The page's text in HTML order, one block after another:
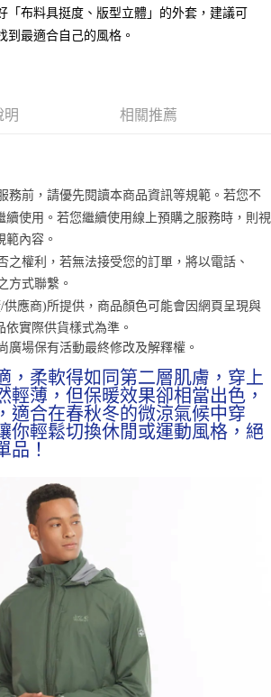
，可選擇「超商條碼／台灣大直營門市／銀行轉
服務購買商品或服務，並由商店將買賣／分期付款
地址）提供予台灣大哥大進項蒐集、處理及利用，
期帳單所需資料之確認、核對及更正。
詳閱以下連結：https://oppay.tw/userRule
帳流程】
先享後付」後，將跳轉至「AFTEE先享後付」
並確認金額後，即可完成結帳。
當下不需立刻繳費，但若您需要取消訂單，請聯絡
家同意取消之訂單仍視為有效，需透過AFTEE先享
取消欲退款等相關疑問，請聯繫「AFTEE先享後付
support/home
有限公司提供之「AFTEE先享後付」服務完成之交
圍內提供個人資料，並將交易相關給付款項請求債
限公司。
宜，請瀏覽以下網址：
先徵得法定代理人或監護人之同意方可使用
未經同意申辦者引起之損失，本公司不負相關責
付」時，將依據個別帳號之用戶狀況，依本公司即
度；若仍有額度不足之情形，本公司將視審查結果
號或使用他人資訊註冊。若發現惡意使用之情形，
有權停止該用戶之使用額度並採取法律行動。
含以上)免運費
含以上)免運費
紙袋可現場詢問
「布料具挺度、版型立體」的外套，建議可
到最適合自己的風格。
明 相關推薦
務前，請優先閱讀本商品資訊等規範。若您不
續使用。若您繼續使用線上預購之服務時，則視
內容。
之權利，若無法接受您的訂單，將以電話、
方式聯繫。
應商)所提供，商品顏色可能會因網頁呈現與
實際供貨樣式為準。
廣場保有活動最終修改及解釋權。
，柔軟得如同第二層肌膚，穿上
輕薄，但保暖效果卻相當出色，
適合在春秋冬的微涼氣候中穿
你輕鬆切換休閒或運動風格，絕
品！